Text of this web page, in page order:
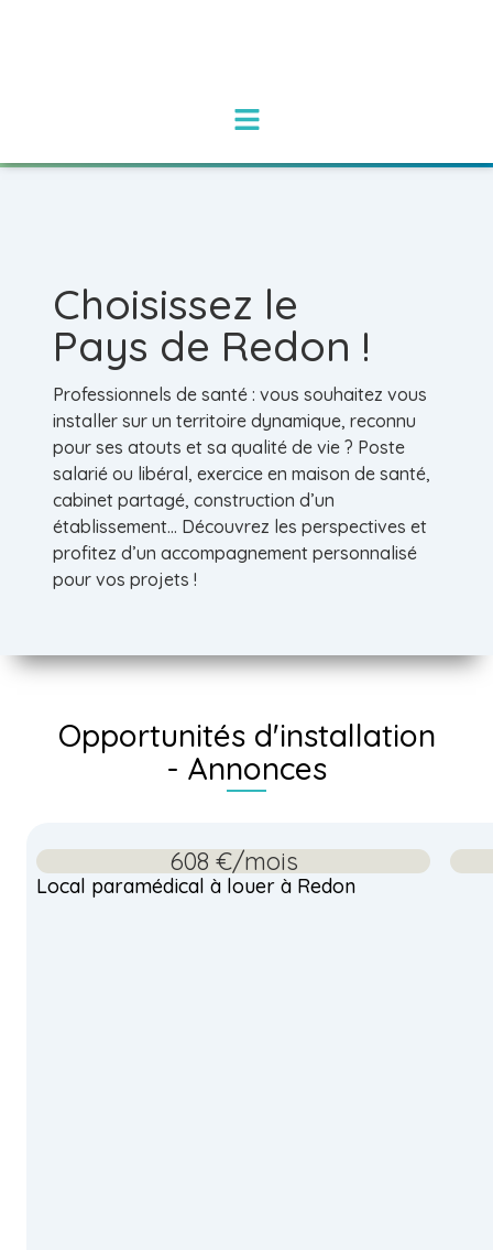
Choisissez le
Pays de Redon !
Professionnels de santé : vous souhaitez vous
installer sur un territoire dynamique, reconnu
pour ses atouts et sa qualité de vie ? Poste
salarié ou libéral, exercice en maison de santé,
cabinet partagé, construction d’un
établissement… Découvrez les perspectives et
profitez d’un accompagnement personnalisé
pour vos projets !
Opportunités d'installation
- Annonces
608 €/mois
Local paramédical à louer à Redon